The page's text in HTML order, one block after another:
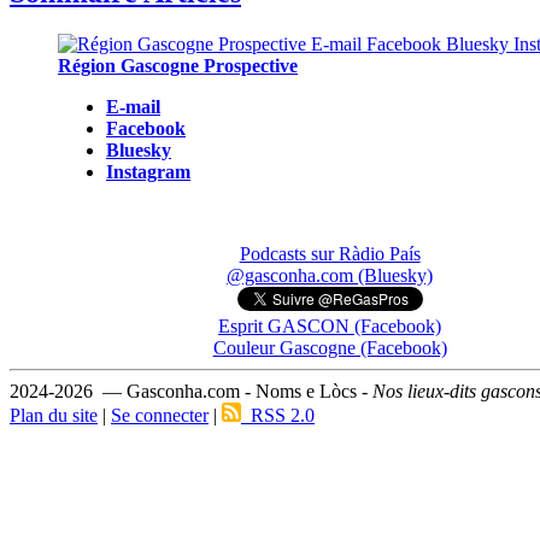
Région Gascogne Prospective
E-mail
Facebook
Bluesky
Instagram
Podcasts sur Ràdio País
@gasconha.com (Bluesky)
Esprit GASCON (Facebook)
Couleur Gascogne (Facebook)
2024-2026 — Gasconha.com - Noms e Lòcs - Nos lieux-dits
Plan du site | Se connecter| RSS 2.0